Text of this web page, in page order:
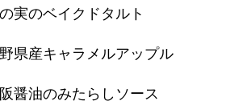
実のベイクドタルト
県産キャラメルアップル
醤油のみたらしソース